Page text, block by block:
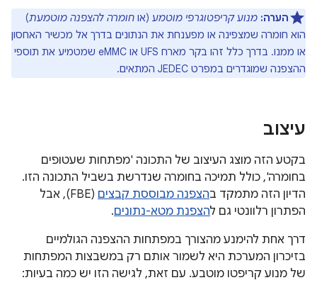
הערה: מנוע קריפטוגרפי מוטמע (או חומרה להצפנה מוטמעת)
הוא חומרה שמצפינה או מפענחת את הנתונים בדרך אל מכשיר האחסון
או ממנו. בדרך כלל זהו בקר מארח UFS או eMMC שמטמיע את תוספי
ההצפנה שמוגדרים במפרט JEDEC המתאים.
עיצוב
בקטע הזה מוצג העיצוב של התכונה 'מפתחות שעטופים
בחומרה', כולל תמיכה בחומרה שנדרשת בשביל התכונה הזו.
הדיון הזה מתמקד בהצפנה מבוססת קבצים
(FBE), אבל
הפתרון רלוונטי גם להצפנת מטא-נתונים.
דרך אחת להימנע מהצורך במפתחות ההצפנה הגולמיים
בזיכרון המערכת היא לשמור אותם רק במשבצות המפתחות
של מנוע קריפטו מוטבע. עם זאת, לגישה הזו יש כמה בעיות: